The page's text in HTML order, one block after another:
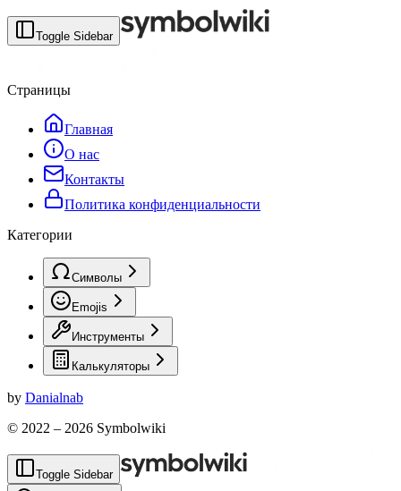
Toggle Sidebar
Страницы
Главная
О нас
Контакты
Политика конфиденциальности
Категории
Символы
Emojis
Инструменты
Калькуляторы
by Danialnab
© 2022 – 2026 Symbolwiki
Toggle Sidebar